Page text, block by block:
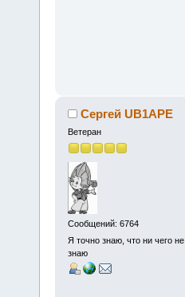
Сергей UB1APE
Ветеран
Сообщений: 6764
Я точно знаю, что ни чего не
знаю